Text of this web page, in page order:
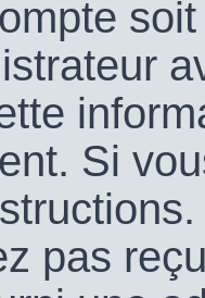
Si
pas